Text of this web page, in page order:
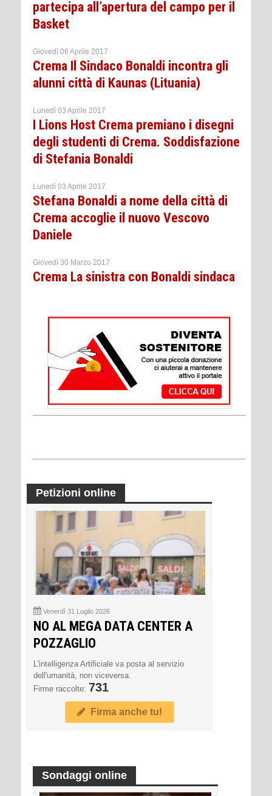
partecipa all’apertura del campo per il
Basket
Giovedì 06 Aprile 2017
Crema Il Sindaco Bonaldi incontra gli
alunni città di Kaunas (Lituania)
Lunedì 03 Aprile 2017
I Lions Host Crema premiano i disegni
degli studenti di Crema. Soddisfazione
di Stefania Bonaldi
Lunedì 03 Aprile 2017
Stefana Bonaldi a nome della città di
Crema accoglie il nuovo Vescovo
Daniele
Giovedì 30 Marzo 2017
Crema La sinistra con Bonaldi sindaca
Petizioni online
Venerdì 31 Luglio 2026
NO AL MEGA DATA CENTER A
POZZAGLIO
L'intelligenza Artificiale va posta al servizio
dell'umanità, non viceversa.
Firme raccolte: 731
Firma anche tu!
Sondaggi online